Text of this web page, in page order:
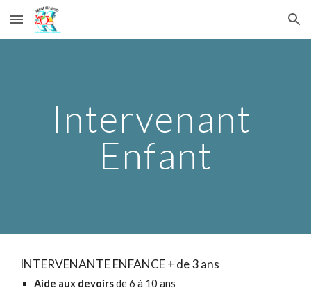
Skip to main content Skip to navigation
Intervenant
Enfant
INTERVENANTE ENFANCE + de 3 ans
Aide aux devoirs de 6 à 10 ans